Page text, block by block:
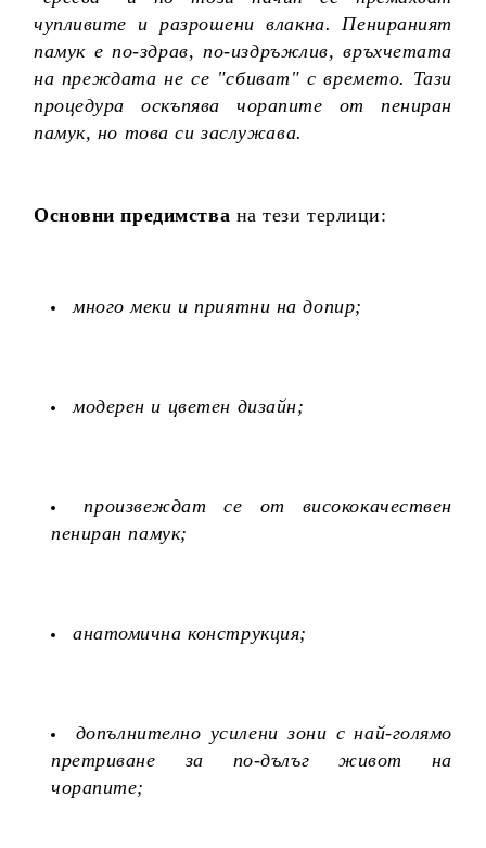
чупливите и разрошени влакна. Пенираният
памук е по-здрав, по-издръжлив, връхчетата
на преждата не се "сбиват" с времето. Тази
процедура оскъпява чорапите от пениран
памук, но това си заслужава.
Основни предимства на тези терлици:
много меки и приятни на допир;
модерен и цветен дизайн;
произвеждат се от висококачествен
пениран памук;
анатомична конструкция;
допълнително усилени зони с най-голямо
претриване за по-дълъг живот на
чорапите;